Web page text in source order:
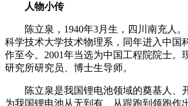
人物小传
陈立泉，1940年3月生，四川南充人
科学技术大学技术物理系，同年进入中国
作至今。2001年当选为中国工程院院士。
研究所研究员、博士生导师。
陈立泉是我国锂电池领域的奠基人、
为我国锂电池从无到有、从跟跑到领跑作